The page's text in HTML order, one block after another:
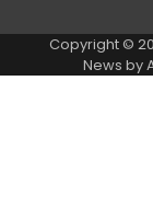
Copyright ©
News by